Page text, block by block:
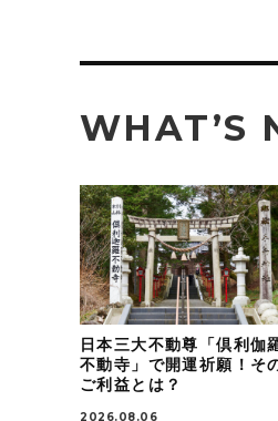
WHAT’S
日本三大不動尊「倶利伽
不動寺」で開運祈願！そ
ご利益とは？
2026.08.06